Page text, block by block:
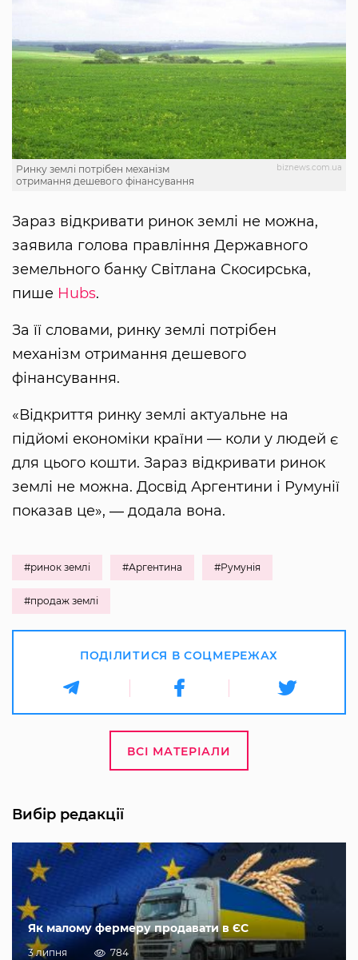
biznews.com.ua
Ринку землі потрібен механізм
отримання дешевого фінансування
Зараз відкривати ринок землі не можна,
заявила голова правління Державного
земельного банку Світлана Скосирська,
пише Hubs.
За її словами, ринку землі потрібен
механізм отримання дешевого
фінансування.
«Відкриття ринку землі актуальне на
підйомі економіки країни — коли у людей є
для цього кошти. Зараз відкривати ринок
землі не можна. Досвід Аргентини і Румунії
показав це», ― додала вона.
#ринок землі #Аргентина #Румунія
#продаж землі
ПОДІЛИТИСЯ В СОЦМЕРЕЖАХ
ВСІ МАТЕРІАЛИ
Вибір редакції
Як малому фермеру продавати в ЄС
3 липня 784